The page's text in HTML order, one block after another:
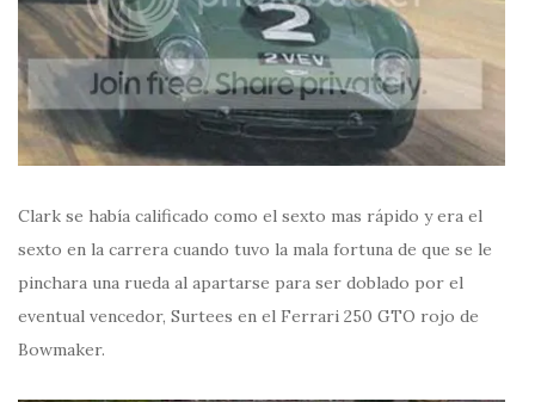
Clark se había calificado como el sexto mas rápido y era el
sexto en la carrera cuando tuvo la mala fortuna de que se le
pinchara una rueda al apartarse para ser doblado por el
eventual vencedor, Surtees en el Ferrari 250 GTO rojo de
Bowmaker.